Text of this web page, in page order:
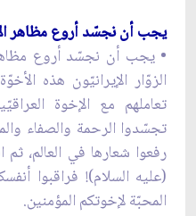
يجب أن نجسّد أروع مظاهر
• يجب أن نجسّد أروع
الزوّار الإيرانيّون هذه
تعاملهم مع الإخوة
تجسّدوا الرحمة والصفاء
رفعوا شعارها في العالم،
(عليه السلام)! فراقبوا
المحبّة لإخوتكم المؤمنين.